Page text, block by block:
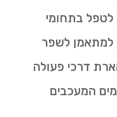
לטפל בתחומי
למתאמן לשפר
דרכי פעולה
המעכבים